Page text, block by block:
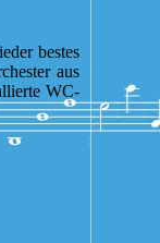
bestes
aus
WC-